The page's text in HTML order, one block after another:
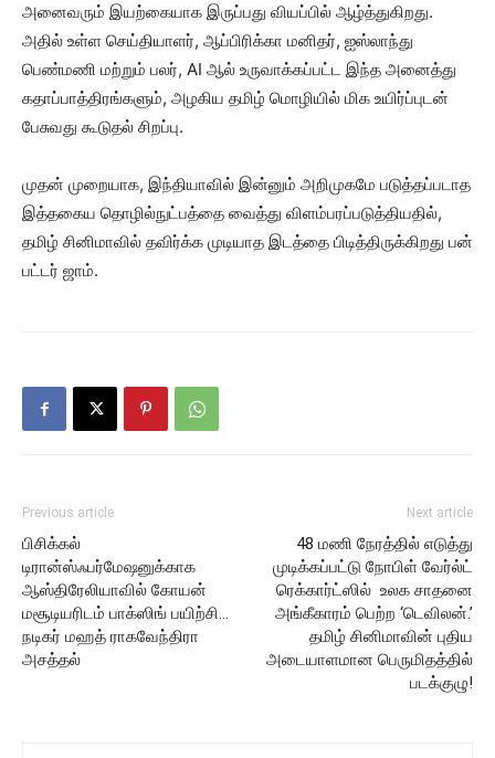
அனைவரும் இயற்கையாக இருப்பது வியப்பில் ஆழ்த்துகிறது.
அதில் உள்ள செய்தியாளர், ஆப்பிரிக்கா மனிதர், ஐஸ்லாந்து
பெண்மணி மற்றும் பலர், AI ஆல் உருவாக்கப்பட்ட இந்த அனைத்து
கதாப்பாத்திரங்களும், அழகிய தமிழ் மொழியில் மிக உயிர்ப்புடன்
பேசுவது கூடுதல் சிறப்பு.
முதன் முறையாக, இந்தியாவில் இன்னும் அறிமுகமே படுத்தப்படாத
இத்தகைய தொழில்நுட்பத்தை வைத்து விளம்பரப்படுத்தியதில்,
தமிழ் சினிமாவில் தவிர்க்க முடியாத இடத்தை பிடித்திருக்கிறது பன்
பட்டர் ஜாம்.
Previous article
பிசிக்கல்
டிரான்ஸ்ஃபர்மேஷனுக்காக
ஆஸ்திரேலியாவில் கோயன்
மசூடியரிடம் பாக்ஸிங் பயிற்சி…
நடிகர் மஹத் ராகவேந்திரா
அசத்தல்
Next article
48 மணி நேரத்தில் எடுத்து
முடிக்கப்பட்டு நோபிள் வேர்ல்ட்
ரெக்கார்ட்ஸில் உலக சாதனை
அங்கீகாரம் பெற்ற ‘டெவிலன்.’
தமிழ் சினிமாவின் புதிய
அடையாளமான பெருமிதத்தில்
படக்குழு!